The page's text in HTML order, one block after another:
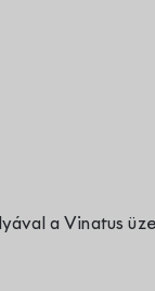
a Vinatus